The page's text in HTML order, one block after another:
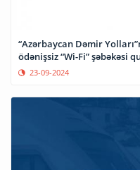
“Azərbaycan Dəmir
ödənişsiz “Wi-Fi” şəbəkəsi
23-09-2024